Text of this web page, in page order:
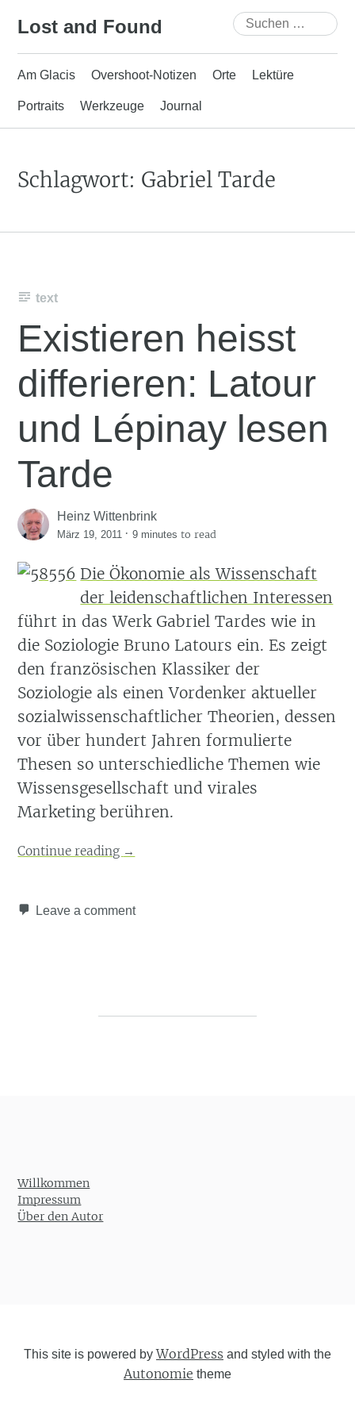
Lost and Found
Suchen
nach:
Am Glacis Overshoot-Notizen Orte Lektüre
Portraits Werkzeuge Journal
Schlagwort: Gabriel Tarde
text
Existieren heisst
differieren: Latour
und Lépinay lesen
Tarde
Heinz Wittenbrink
März 19, 2011 ·9 minutes to read
Die Ökonomie als Wissenschaft
der leidenschaftlichen Interessen
führt in das Werk Gabriel Tardes wie in
die Soziologie Bruno Latours ein. Es zeigt
den französischen Klassiker der
Soziologie als einen Vordenker aktueller
sozialwissenschaftlicher Theorien, dessen
vor über hundert Jahren formulierte
Thesen so unterschiedliche Themen wie
Wissensgesellschaft und virales
Marketing berühren.
Continue reading →
Leave a comment
Willkommen
Impressum
Über den Autor
This site is powered byWordPress and styled with the
Autonomie theme